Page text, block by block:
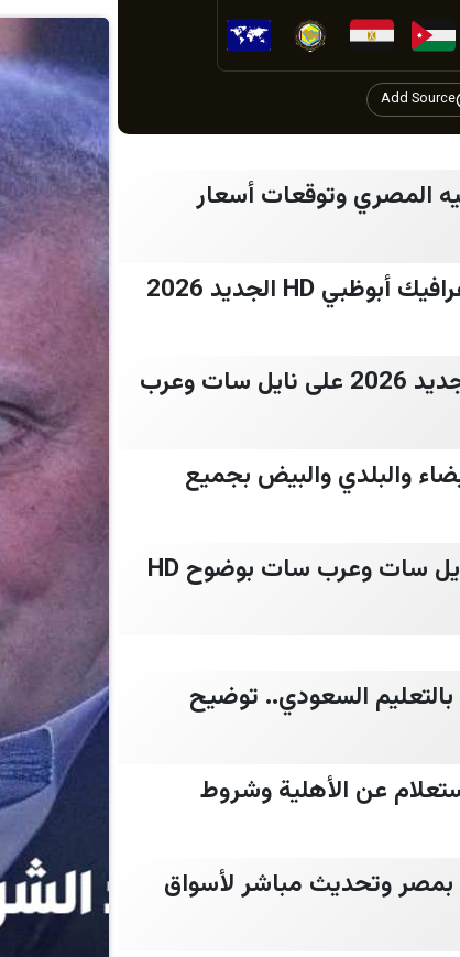
Add Source
المصري وتوقعات أسعار
عالم من المغامرة والوثائقيات.. تردد قناة ناشيونال جيوغرافيك أبوظبي HD الجديد 2026
بجودة عالية بدون انقطاع.. استقبل تردد قناة كراميش الجديد 2026 على نايل سات وعرب
والبلدي والبيض بجميع
بالتعليم السعودي.. توضيح
عن الأهلية وشروط
الذهب بمصر وتحديث مباشر لأسواق